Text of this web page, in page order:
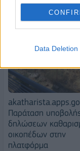
Data Deletion
Παράταση
δηλώσεων
οικοπέδων στην
πλατφόρμα